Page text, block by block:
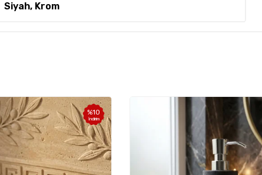
Siyah, Krom
%10
İndirim